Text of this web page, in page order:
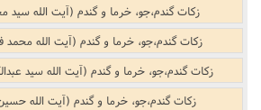
زکات گندم،جو، خرما و گندم (آیت الله سید
زکات گندم،جو، خرما و گندم (آیت الله محمد
زکات گندم،جو، خرما و گندم (آیت الله سید
زکات گندم،جو، خرما و گندم (آیت الله